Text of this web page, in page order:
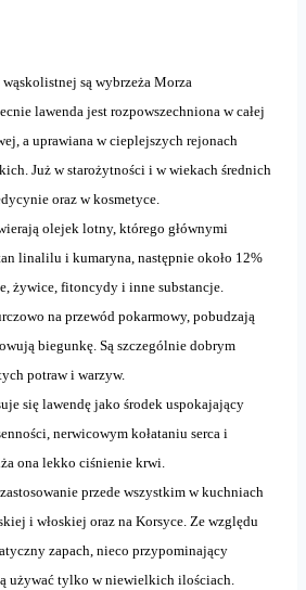
są wybrzeża Morza
lawenda jest rozpowszechniona w całej
a uprawiana w cieplejszych rejonach
Już w starożytności i w wiekach średnich
oraz w kosmetyce.
olejek lotny, którego głównymi
linalilu i kumaryna, następnie około 12%
żywice, fitoncydy i inne substancje.
na przewód pokarmowy, pobudzają
biegunkę. Są szczególnie dobrym
potraw i warzyw.
się lawendę jako środek uspokajający
nerwicowym kołataniu serca i
ona lekko ciśnienie krwi.
przede wszystkim w kuchniach
i włoskiej oraz na Korsyce. Ze względu
zapach, nieco przypominający
używać tylko w niewielkich ilościach.